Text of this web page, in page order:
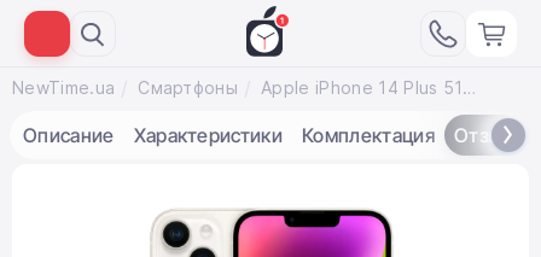
NewTime.ua Смартфоны Apple iPhone 14 Plus 512GB Dual Sim Starlight (MQ3J3)
Описание Характеристики Комплектация Отзывы